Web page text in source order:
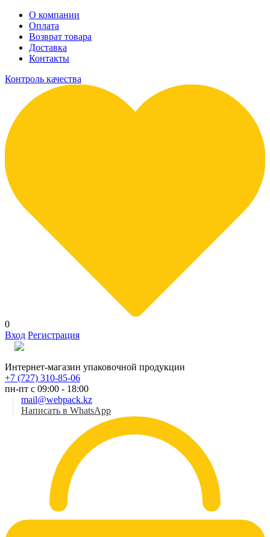
О компании
Оплата
Возврат товара
Доставка
Контакты
Контроль качества
0
Вход Регистрация
Интернет-магазин упаковочной продукции
+7 (727) 310-85-06
пн-пт с 09:00 - 18:00
mail@webpack.kz
Написать в WhatsApp